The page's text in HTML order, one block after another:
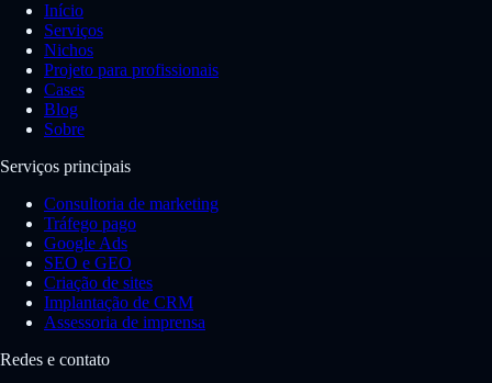
Início
Serviços
Nichos
Projeto para profissionais
Cases
Blog
Sobre
Serviços principais
Consultoria de marketing
Tráfego pago
Google Ads
SEO e GEO
Criação de sites
Implantação de CRM
Assessoria de imprensa
Redes e contato